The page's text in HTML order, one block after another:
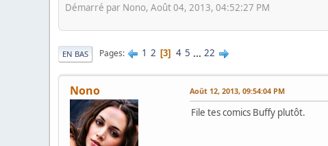
Démarré par Nono, Août 04, 2013, 04:52:27 PM
EN BAS Pages 1 2 3 4 5 ... 22
Nono Août 12, 2013, 09:54:04 PM
File tes comics Buffy plutôt.